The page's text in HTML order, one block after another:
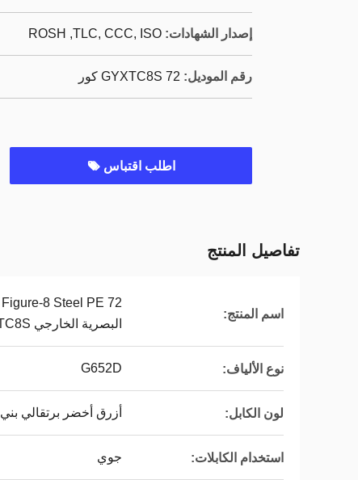
إصدار الشهادات: ROSH ,TLC, CCC, ISO
رقم الموديل: GYXTC8S 72 كور
اطلب اقتباس
تفاصيل المنتج
اسم المنتج:
البصرية الخارجي GYXTC8S
نوع الألياف: G652D
لون الكابل: أزرق أخضر برتقالي بني
استخدام الكابلات: جوي